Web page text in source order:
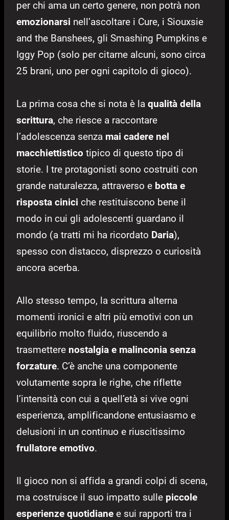
per chi ama un certo genere, non potrà non
emozionarsi nell’ascoltare i Cure, i Siouxsie
and the Banshees, gli Smashing Pumpkins e
Iggy Pop (solo per citarne alcuni, sono circa
25 brani, uno per ogni capitolo di gioco).
La prima cosa che si nota è la qualità della
scrittura, che riesce a raccontare
l’adolescenza senza mai cadere nel
macchiettistico tipico di questo tipo di
storie. I tre protagonisti sono costruiti con
grande naturalezza, attraverso e botta e
risposta cinici che restituiscono bene il
modo in cui gli adolescenti guardano il
mondo (a tratti mi ha ricordato Daria),
spesso con distacco, disprezzo o curiosità
ancora acerba.
Allo stesso tempo, la scrittura alterna
momenti ironici e altri più emotivi con un
equilibrio molto fluido, riuscendo a
trasmettere nostalgia e malinconia senza
forzature. C’è anche una componente
volutamente sopra le righe, che riflette
l’intensità con cui a quell’età si vive ogni
esperienza, amplificandone entusiasmo e
delusioni in un continuo e riuscitissimo
frullatore emotivo.
Il gioco non si affida a grandi colpi di scena,
ma costruisce il suo impatto sulle piccole
esperienze quotidiane e sui rapporti tra i